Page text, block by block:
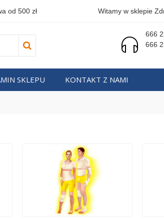
od 500 zł Witamy w sklepie
666
666
SKLEPU KONTAKT Z NAMI